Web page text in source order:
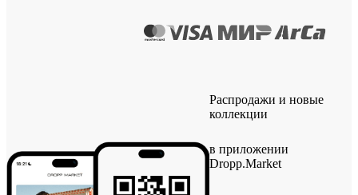
Распродажи и новые
коллекции
в приложении
Dropp.Market